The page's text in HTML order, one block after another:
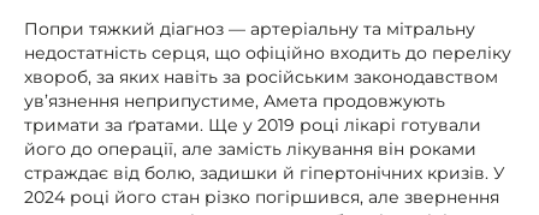
Попри тяжкий діагноз — артеріальну та мітральну
недостатність серця, що офіційно входить до переліку
хвороб, за яких навіть за російським законодавством
ув’язнення неприпустиме, Амета продовжують
тримати за ґратами. Ще у 2019 році лікарі готували
його до операції, але замість лікування він роками
страждає від болю, задишки й гіпертонічних кризів. У
2024 році його стан різко погіршився, але звернення